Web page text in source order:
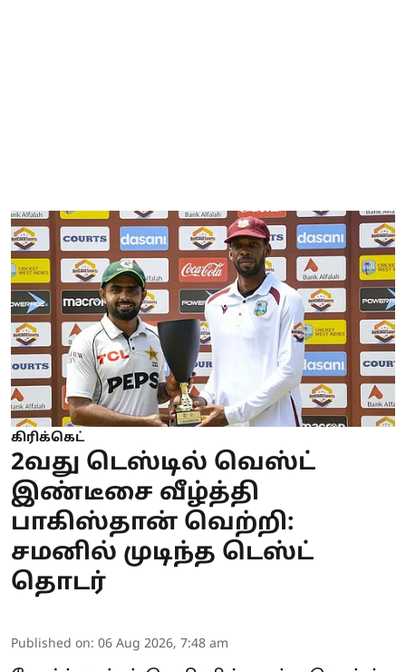
கிரிக்கெட்
2வது டெஸ்டில் வெஸ்ட்
இண்டீசை வீழ்த்தி
பாகிஸ்தான் வெற்றி:
சமனில் முடிந்த டெஸ்ட்
தொடர்
Published on: 06 Aug 2026, 7:48 am